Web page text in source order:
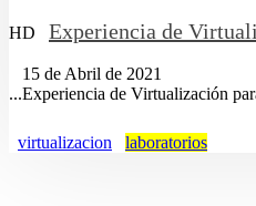
HD Experiencia de
15 de Abril de 2021
...Experiencia de Virtualización
virtualizacion laboratorios